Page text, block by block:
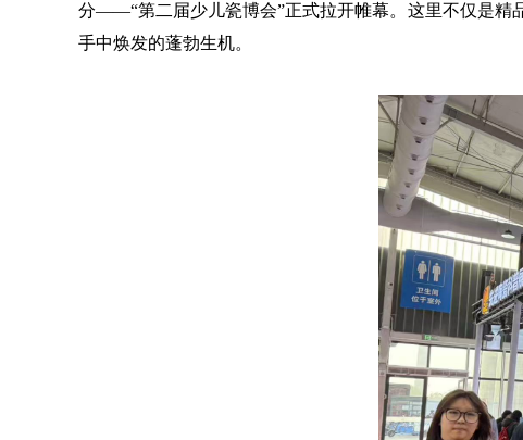
分——“第二届少儿瓷博会”正式拉开帷幕。这里不仅是精
手中焕发的蓬勃生机。